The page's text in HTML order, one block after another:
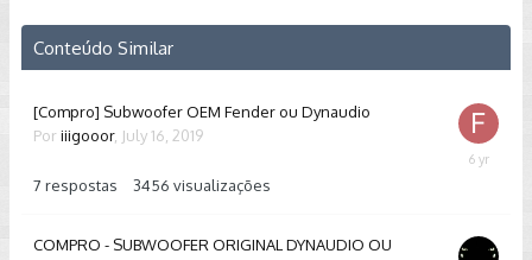
Conteúdo Similar
[Compro] Subwoofer OEM Fender ou Dynaudio
Por iiigooor, July 16, 2019
7 respostas 3456 visualizações
July
COMPRO - SUBWOOFER ORIGINAL DYNAUDIO OU